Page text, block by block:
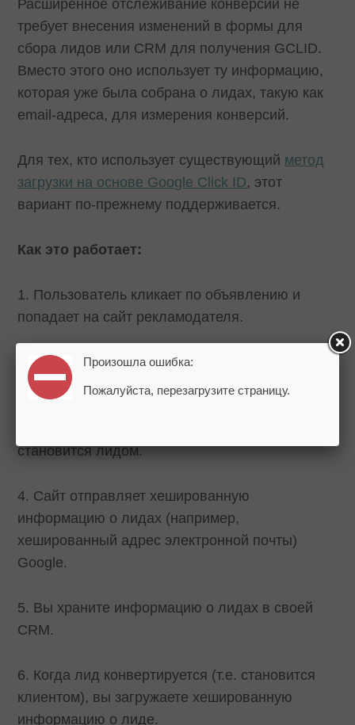
Расширенное отслеживание конверсий не
требует внесения изменений в формы для
сбора лидов или CRM для получения GCLID.
Вместо этого оно использует ту информацию,
которая уже была собрана о лидах, такую как
email-адреса, для измерения конверсий.
Для тех, кто использует существующий метод
загрузки на основе Google Click ID, этот
вариант по-прежнему поддерживается.
Как это работает:
1. Пользователь кликает по объявлению и
попадает на сайт рекламодателя.
2. Затем он просматривает сайт и читает
информацию о товаре/услуге.
становится лидом.
4. Сайт отправляет хешированную
информацию о лидах (например,
хешированный адрес электронной почты)
Google.
5. Вы храните информацию о лидах в своей
СRM.
6. Когда лид конвертируется (т.е. становится
клиентом), вы загружаете хешированную
информацию о лиде.
Произошла ошибка:
Пожалуйста, перезагрузите страницу.